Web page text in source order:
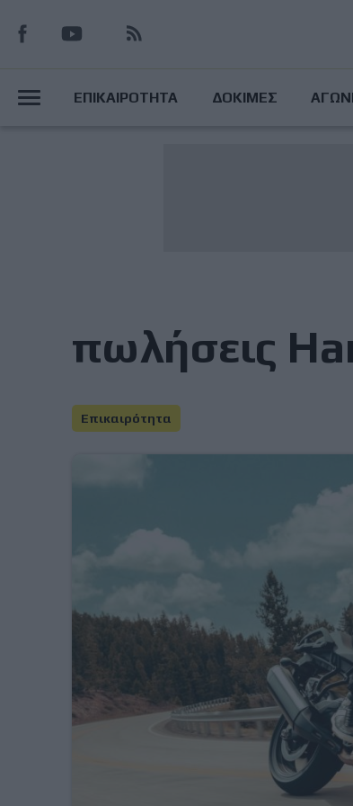
προς
κυρίως
MainΕΠΙΚΑΙΡΟΤΗΤΑ ΔΟΚΙΜΕΣ
πωλήσεις
Επικαιρότητα